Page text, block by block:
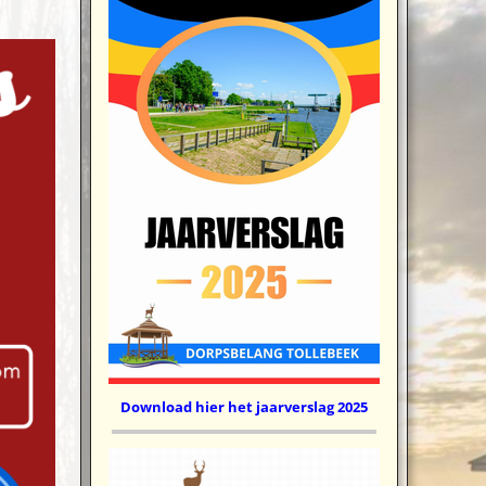
Download hier het jaarverslag 2025